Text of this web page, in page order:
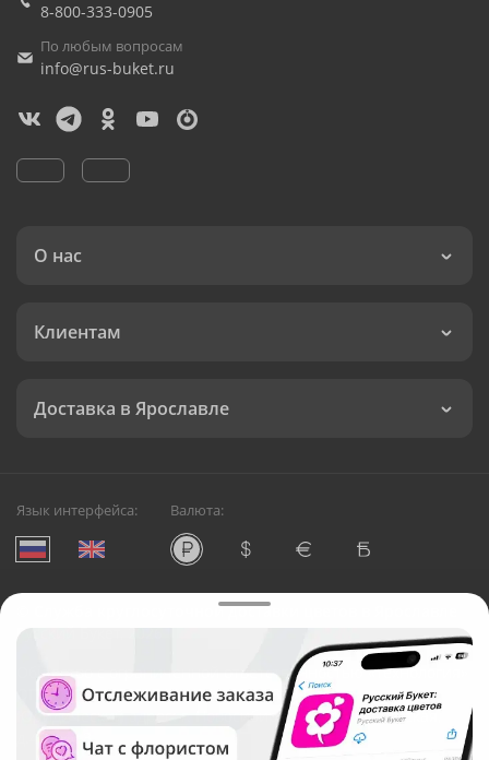
8-800-333-0905
По любым вопросам
info@rus-buket.ru
О нас
Клиентам
Доставка в Ярославле
Язык интерфейса: Валюта:
Служба круглосуточной доставки цветов в Ярославле
Русский Букет, 2026
Общество с ограниченной ответственностью «Технология»
ОГРН: 1195476081745, ИНН: 5410081997
Юридический адрес: г. Новосибирск, ул. Ипподромская,
д.42, оф. 3